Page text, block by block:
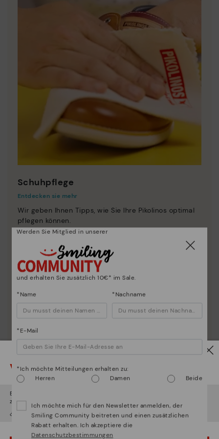
Schuhpflege
Entdecken sie mehr
Wir geben Ihnen Tipps, wie Sie Ihre Pikolinos optimal
pflegen können.
Vorsicht!
Es scheint, dass Sie sich in
zugreifen werden.
¿Möchten Sie auf die Website vonUsagehen?
Werden Sie Mitglied in unserer
und erhalten Sie zusätzlich 10€* im Sale.
*Name *Nachname
*E-Mail
*Ich möchte Mitteilungen erhalten zu:
Herren
Damen Beide
Ich möchte mich für den Newsletter anmelden, der
Smiling Community beitreten und einen zusätzlichen
Rabatt erhalten. Ich akzeptiere die
Datenschutzbestimmungen